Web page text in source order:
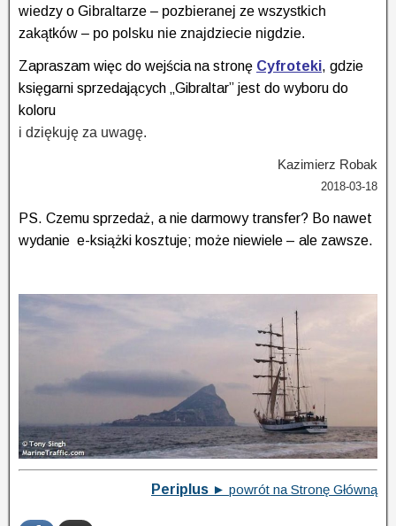
wiedzy o Gibraltarze – pozbieranej ze wszystkich
zakątków – po polsku nie znajdziecie nigdzie.
Zapraszam więc do wejścia na stronę Cyfroteki, gdzie
księgarni sprzedających „Gibraltar” jest do wyboru do
koloru
i dziękuję za uwagę.
Kazimierz Robak
2018-03-18
PS. Czemu sprzedaż, a nie darmowy transfer? Bo nawet
wydanie e-książki kosztuje; może niewiele – ale zawsze.
Periplus ► powrót na Stronę Główną